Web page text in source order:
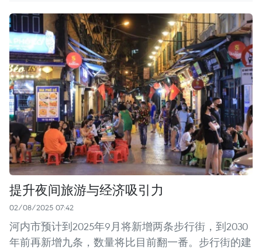
提升夜间旅游与经济吸引力
02/08/2025 07:42
河内市预计到2025年9月将新增两条步行街，到2030
年前再新增九条，数量将比目前翻一番。步行街的建